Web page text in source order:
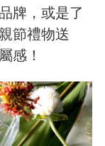
牌，或是了
節禮物送
感！